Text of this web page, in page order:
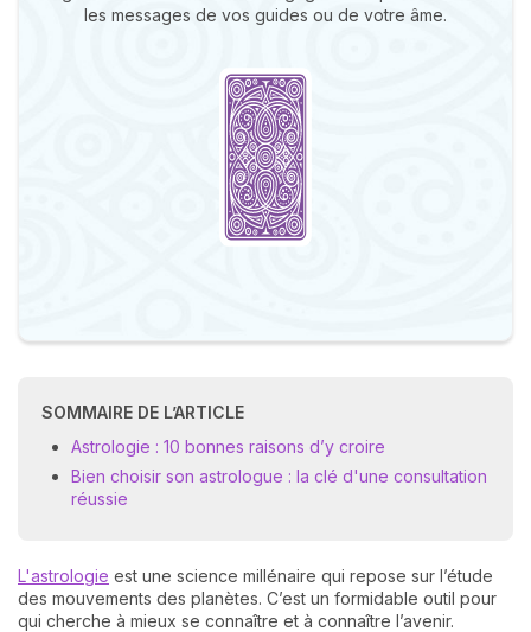
les messages de vos guides ou de votre âme.
SOMMAIRE DE L’ARTICLE
Astrologie : 10 bonnes raisons d’y croire
Bien choisir son astrologue : la clé d'une consultation
réussie
L'astrologie est une science millénaire qui repose sur l’étude
des mouvements des planètes. C’est un formidable outil pour
qui cherche à mieux se connaître et à connaître l’avenir.